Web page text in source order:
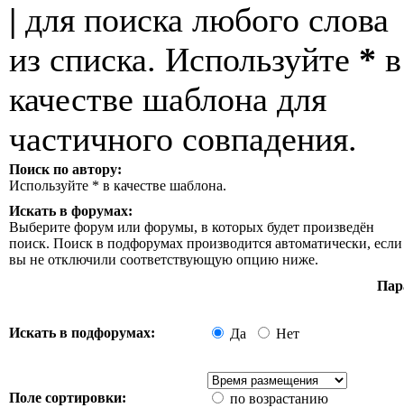
| для поиска любого слова
из списка. Используйте * в
качестве шаблона для
частичного совпадения.
Поиск по автору:
Используйте * в качестве шаблона.
Искать в форумах:
Выберите форум или форумы, в которых будет произведён
поиск. Поиск в подфорумах производится автоматически, если
вы не отключили соответствующую опцию ниже.
Искать в подфорумах: Да Нет
Поле сортировки:
по возрастанию